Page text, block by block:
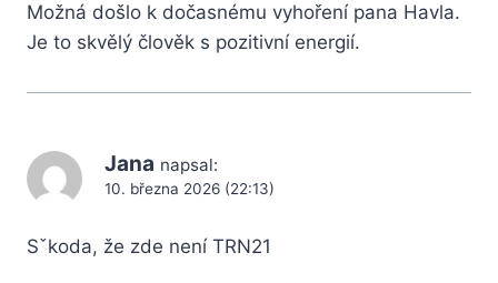
Možná došlo k dočasnému vyhoření pana Havla.
Je to skvělý člověk s pozitivní energií.
Jana napsal:
10. března 2026 (22:13)
Sˇkoda, že zde není TRN21